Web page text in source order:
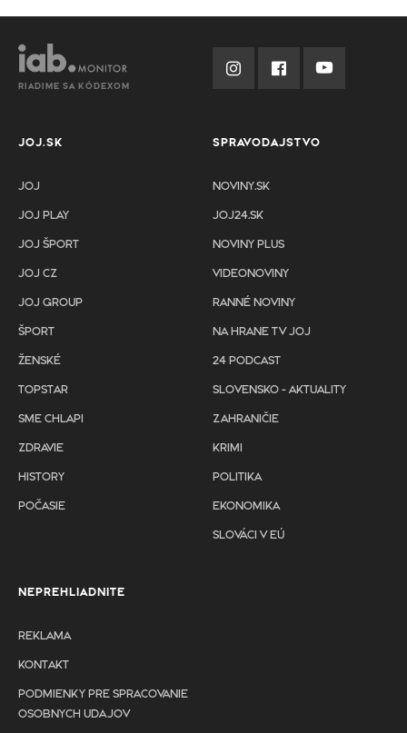
RIADIME SA KÓDEXOM
JOJ.SK
JOJ
JOJ PLAY
JOJ ŠPORT
JOJ CZ
JOJ GROUP
ŠPORT
ŽENSKÉ
TOPSTAR
SME CHLAPI
ZDRAVIE
HISTORY
POČASIE
SPRAVODAJSTVO
NOVINY.SK
JOJ24.SK
NOVINY PLUS
VIDEONOVINY
RANNÉ NOVINY
NA HRANE TV JOJ
24 PODCAST
SLOVENSKO - AKTUALITY
ZAHRANIČIE
KRIMI
POLITIKA
EKONOMIKA
SLOVÁCI V EÚ
NEPREHLIADNITE
REKLAMA
KONTAKT
PODMIENKY PRE SPRACOVANIE
OSOBNYCH UDAJOV